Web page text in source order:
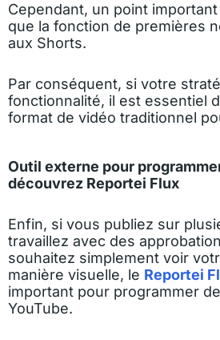
Cependant, un point
que la fonction de premières
aux Shorts.
Par conséquent, si votre
fonctionnalité, il est essentiel
format de vidéo traditionnel
Outil externe pour
découvrez Reportei Flux
Enfin, si vous publiez sur
travaillez avec des
souhaitez simplement voir
manière visuelle, le Reportei
important pour programmer
YouTube.